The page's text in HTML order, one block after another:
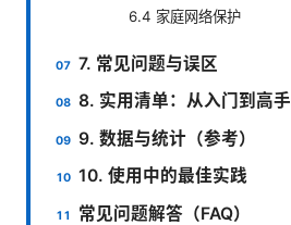
6.4 家庭网络保护
7. 常见问题与误区
8. 实用清单：从入门到高手
9. 数据与统计（参考）
10. 使用中的最佳实践
常见问题解答（FAQ）